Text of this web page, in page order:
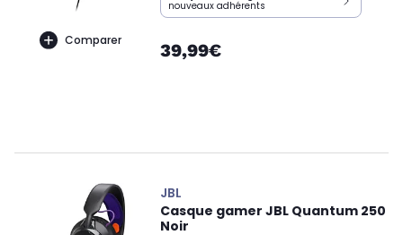
Comparer
nouveaux adhérents
39,99€
JBL
Casque gamer JBL Quantum 250
Noir